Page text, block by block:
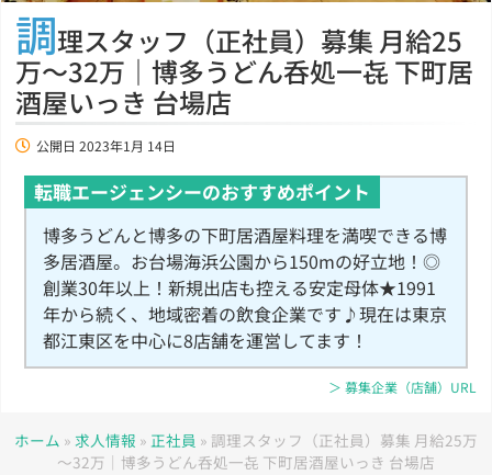
調理スタッフ（正社員）募集 月給25
万～32万｜博多うどん呑処一㐂 下町居
酒屋いっき 台場店
公開日 2023年1月 14日
転職エージェンシーのおすすめポイント
博多うどんと博多の下町居酒屋料理を満喫できる博
多居酒屋。お台場海浜公園から150mの好立地！◎
創業30年以上！新規出店も控える安定母体★1991
年から続く、地域密着の飲食企業です♪現在は東京
都江東区を中心に8店舗を運営してます！
＞ 募集企業（店舗）URL
ホーム » 求人情報 » 正社員 » 調理スタッフ（正社員）募集 月給25万
～32万｜博多うどん呑処一㐂 下町居酒屋いっき 台場店